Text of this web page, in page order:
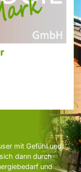
mit Gefühl und
dann durch
und